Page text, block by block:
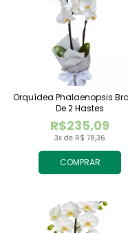
COMPRAR
3x de R$ 78,36
R$235,09
Orquídea Phalaenopsis
De 2 Hastes